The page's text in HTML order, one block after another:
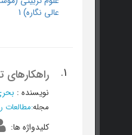
عالی نگاره) 1
1.
نویسنده :
مجله:مطالعات
کلیدواژه ها: